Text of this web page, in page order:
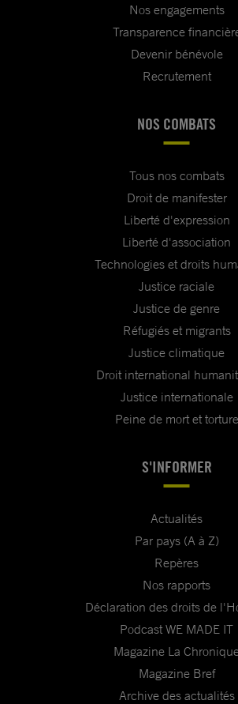
Nos engagements
Transparence
Devenir bénévole
Recrutement
NOS COMBATS
Tous nos combats
Droit de manifester
Liberté d'expression
Liberté d'association
Technologies et droits
Justice raciale
Justice de genre
Réfugiés et migrants
Justice climatique
Droit international
Justice internationale
Peine de mort et torture
S'INFORMER
Actualités
Par pays (A à Z)
Repères
Nos rapports
Déclaration des droits de
Podcast WE MADE IT
Magazine La
Magazine Bref
Archive des actualités